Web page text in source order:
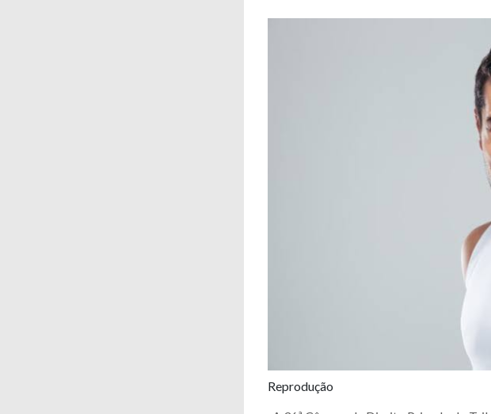
Reprodução